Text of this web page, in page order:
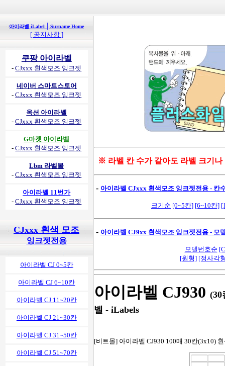
아이라벨 iLabel | Surname Home
[ 공지사항 ]
쿠팡 아이라벨
-CJxxx 흰색모조 잉크젯
네이버 스마트스토어
-CJxxx 흰색모조 잉크젯
옥션 아이라벨
-CJxxx 흰색모조 잉크젯
G마켓 아이라벨
-CJxxx 흰색모조 잉크젯
Lbm 라벨몰
-CJxxx 흰색모조 잉크젯
아이라벨 11번가
-CJxxx 흰색모조 잉크젯
CJxxx 흰색 모조
잉크젯전용
아이라벨 CJ 0~5칸
아이라벨 CJ 6~10칸
아이라벨 CJ 11~20칸
아이라벨 CJ 21~30칸
아이라벨 CJ 31~50칸
아이라벨 CJ 51~70칸
※ 라벨 칸 수가 같아도 라벨 크기나
- 아이라벨 CJxxx 흰색모조 잉크젯전용 - 칸
크기순 [0~5칸] [6~10칸]
- 아이라벨 CJ9xx 흰색모조 잉크젯전용 - 모
모델번호순
[원형] [정사각
아이라벨 CJ930 (30
벨 - iLabels
[비트몰] 아이라벨 CJ930 100매 30칸(3x10)